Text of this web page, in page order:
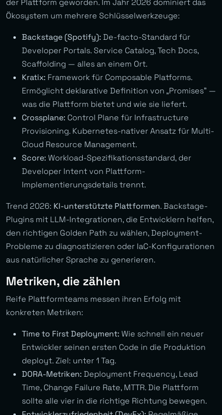
der Plattform geworden. Im Jahr 2026 dominiert das
Ökosystem um mehrere Schlüsselwerkzeuge:
Backstage (Spotify): De-facto-Standard für
Developer Portals. Service Catalog, Tech Docs,
Scaffolding — alles an einem Ort.
Kratix: Framework für Composable Platforms.
Ermöglicht deklarative Definition von „Promises” —
was die Plattform bietet und wie sie liefert.
Crossplane: Control Plane für Infrastructure
Provisioning. Kubernetes-nativer Ansatz für Multi-
Cloud Resource Management.
Score: Workload-Spezifikationsstandard, der
Developer Intent von Plattform-
Implementierungsdetails trennt.
Trend 2026: KI-unterstützte Plattformen. Backstage-
Plugins mit LLM-Integrationen, die Entwicklern helfen,
den richtigen Golden Path zu wählen, Deployment-
Probleme zu diagnostizieren oder IaC-Konfigurationen
aus natürlicher Sprache zu generieren.
Metriken, die zählen
Reife Plattformteams messen ihren Erfolg mit
konkreten Metriken:
Time to First Deployment: Wie schnell ein neuer
Entwickler seinen ersten Code in die Produktion
deployt. Ziel: unter 1 Tag.
DORA-Metriken: Deployment Frequency, Lead
Time, Change Failure Rate, MTTR. Die Plattform
sollte alle vier in die richtige Richtung bewegen.